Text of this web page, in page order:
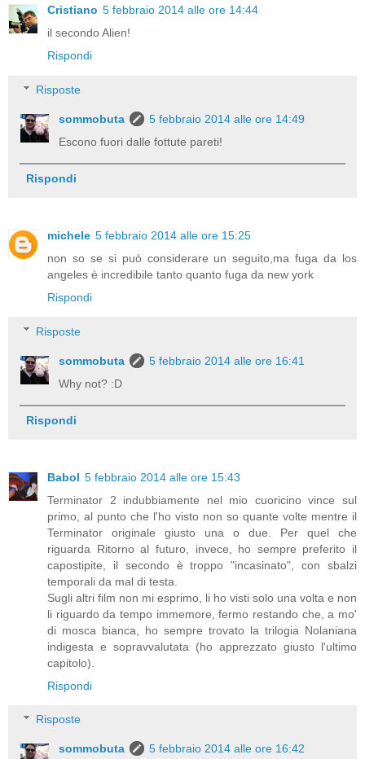
Cristiano 5 febbraio 2014 alle ore 14:44
il secondo Alien!
Rispondi
Risposte
sommobuta
5 febbraio 2014 alle ore 14:49
Escono fuori dalle fottute pareti!
Rispondi
michele 5 febbraio 2014 alle ore 15:25
non so se si può considerare un seguito,ma fuga da los
angeles è incredibile tanto quanto fuga da new york
Rispondi
Risposte
sommobuta
5 febbraio 2014 alle ore 16:41
Why not? :D
Rispondi
Babol 5 febbraio 2014 alle ore 15:43
Terminator 2 indubbiamente nel mio cuoricino vince sul
primo, al punto che l'ho visto non so quante volte mentre il
Terminator originale giusto una o due. Per quel che
riguarda Ritorno al futuro, invece, ho sempre preferito il
capostipite, il secondo è troppo "incasinato", con sbalzi
temporali da mal di testa.
Sugli altri film non mi esprimo, li ho visti solo una volta e non
li riguardo da tempo immemore, fermo restando che, a mo'
di mosca bianca, ho sempre trovato la trilogia Nolaniana
indigesta e sopravvalutata (ho apprezzato giusto l'ultimo
capitolo).
Rispondi
Risposte
sommobuta
5 febbraio 2014 alle ore 16:42